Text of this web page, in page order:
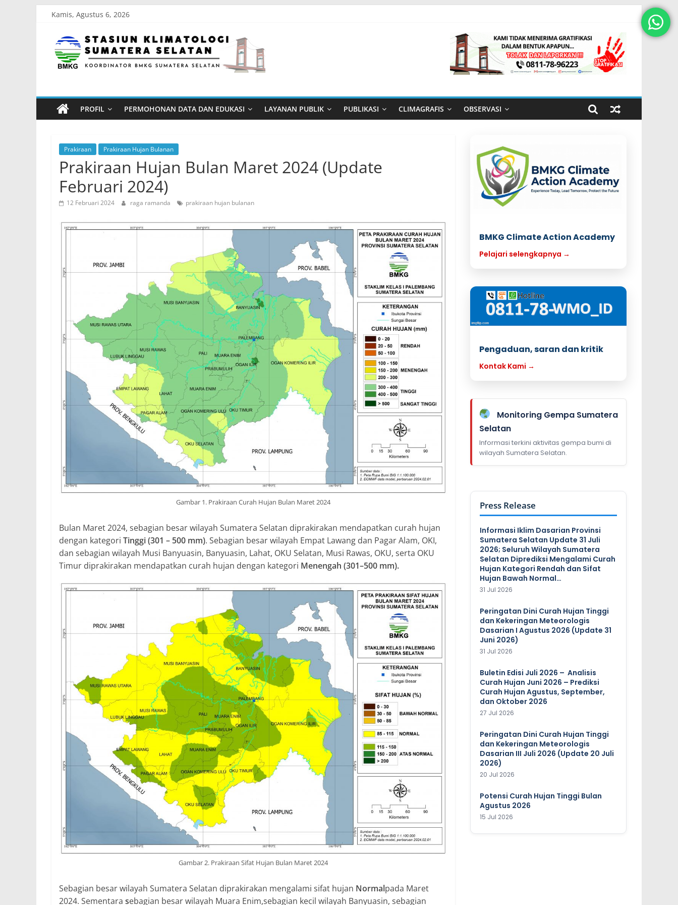
content
Kamis, Agustus 6, 2026
Stasiun
Klimatologi
Sumatera
Selatan
Koordinator
BMKG
Sumatera
Selatan
PROFIL PERMOHONAN DATA DAN EDUKASI LAYANAN PUBLIK PUBLIKASI CLIMAGRAFIS OBSERVASI
Prakiraan Prakiraan Hujan Bulanan
Prakiraan Hujan Bulan Maret 2024 (Update
Februari 2024)
12 Februari 2024 raga ramanda prakiraan hujan bulanan
Gambar 1. Prakiraan Curah Hujan Bulan Maret 2024
Bulan Maret 2024, sebagian besar wilayah Sumatera Selatan diprakirakan mendapatkan curah hujan
dengan kategori Tinggi (301 – 500 mm). Sebagian besar wilayah Empat Lawang dan Pagar Alam, OKI,
dan sebagian wilayah Musi Banyuasin, Banyuasin, Lahat, OKU Selatan, Musi Rawas, OKU, serta OKU
Timur diprakirakan mendapatkan curah hujan dengan kategori Menengah (301–500 mm).
Gambar 2. Prakiraan Sifat Hujan Bulan Maret 2024
Sebagian besar wilayah Sumatera Selatan diprakirakan mengalami sifat hujan Normalpada Maret
2024. Sementara sebagian besar wilayah Muara Enim,sebagian kecil wilayah Banyuasin, sebagian
BMKG Climate Action Academy
Pelajari selengkapnya →
Pengaduan, saran dan kritik
Kontak Kami →
Monitoring Gempa Sumatera
Selatan
Informasi terkini aktivitas gempa bumi di
wilayah Sumatera Selatan.
Press Release
Informasi Iklim Dasarian Provinsi
Sumatera Selatan Update 31 Juli
2026; Seluruh Wilayah Sumatera
Selatan Diprediksi Mengalami Curah
Hujan Kategori Rendah dan Sifat
Hujan Bawah Normal…
31 Jul 2026
Peringatan Dini Curah Hujan Tinggi
dan Kekeringan Meteorologis
Dasarian I Agustus 2026 (Update 31
Juni 2026)
31 Jul 2026
Buletin Edisi Juli 2026 – Analisis
Curah Hujan Juni 2026 – Prediksi
Curah Hujan Agustus, September,
dan Oktober 2026
27 Jul 2026
Peringatan Dini Curah Hujan Tinggi
dan Kekeringan Meteorologis
Dasarian III Juli 2026 (Update 20 Juli
2026)
20 Jul 2026
Potensi Curah Hujan Tinggi Bulan
Agustus 2026
15 Jul 2026